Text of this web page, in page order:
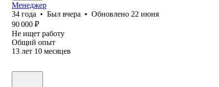
Менеджер
34 года • Был вчера • Обновлено 22 июня
90 000 ₽
Не ищет работу
Общий опыт
13 лет 10 месяцев